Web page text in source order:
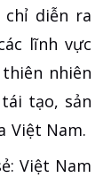
diễn ra
lĩnh vực
nhiên
tạo, sản
Việt Nam.
Việt Nam